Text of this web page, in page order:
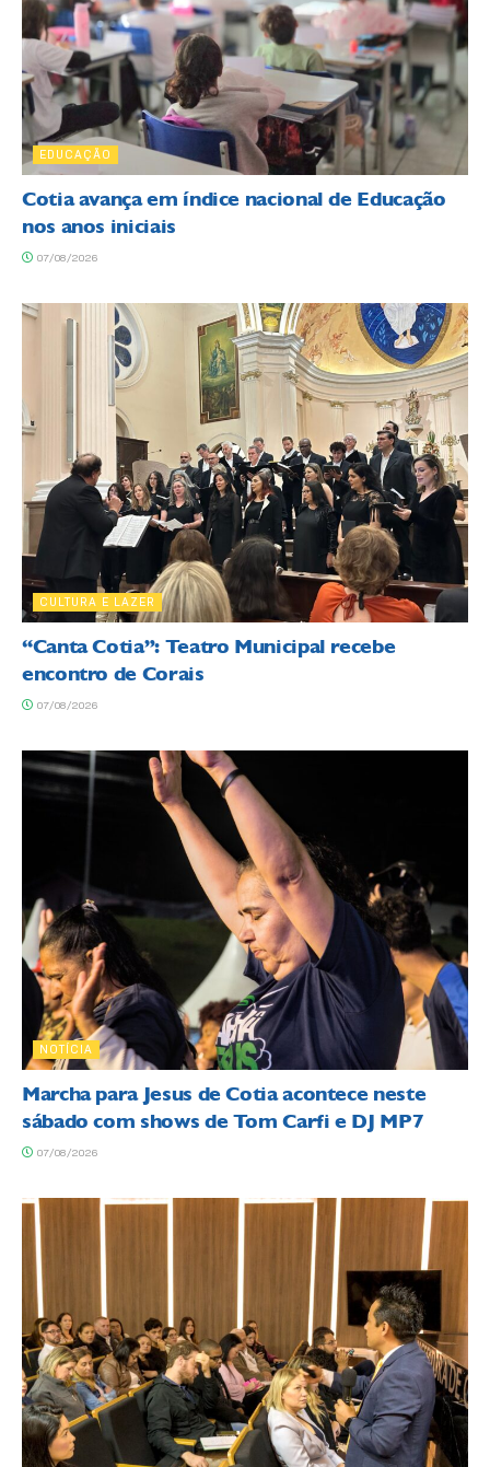
EDUCAÇÃO
Cotia avança em índice nacional de Educação
nos anos iniciais
07/08/2026
CULTURA E LAZER
“Canta Cotia”: Teatro Municipal recebe
encontro de Corais
07/08/2026
NOTÍCIA
Marcha para Jesus de Cotia acontece neste
sábado com shows de Tom Carfi e DJ MP7
07/08/2026